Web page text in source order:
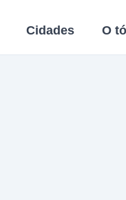
Cidades O